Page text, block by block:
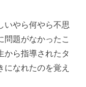
いやら何やら不思
問題がなかったこ
から指導されたタ
になれたのを覚え